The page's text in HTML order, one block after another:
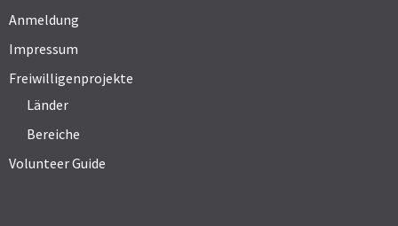
Anmeldung
Impressum
Freiwilligenprojekte
Länder
Bereiche
Volunteer Guide